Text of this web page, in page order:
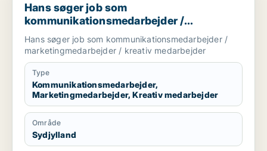
Hans søger job som
kommunikationsmedarbejder /
marketingmedarbejder / kreativ
medarbejder
Hans søger job som kommunikationsmedarbejder /
marketingmedarbejder / kreativ medarbejder
Type
Kommunikationsmedarbejder,
Marketingmedarbejder, Kreativ medarbejder
Område
Sydjylland